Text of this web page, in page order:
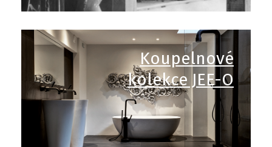
Koupelnové
kolekce JEE-O